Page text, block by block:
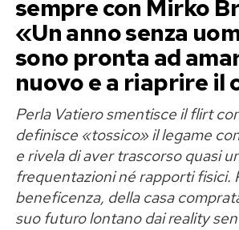
sempre con Mirko
«Un anno senza
sono pronta ad
nuovo e a riaprire il
Perla Vatiero smentisce il flirt
definisce «tossico» il legame
e rivela di aver trascorso quasi
frequentazioni né rapporti fisici.
beneficenza, della casa
suo futuro lontano dai reality